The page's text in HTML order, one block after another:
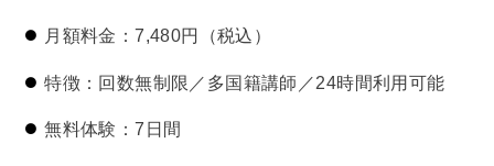
月額料金：7,480円（税込）
特徴：回数無制限／多国籍講師／24時間利用可能
無料体験：7日間